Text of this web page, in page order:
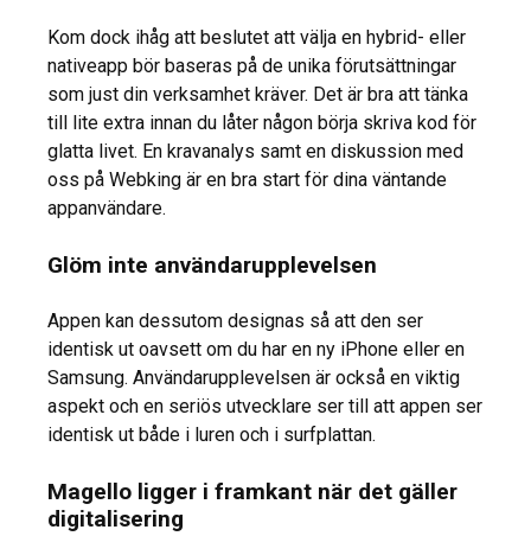
Kom dock ihåg att beslutet att välja en hybrid- eller
nativeapp bör baseras på de unika förutsättningar
som just din verksamhet kräver. Det är bra att tänka
till lite extra innan du låter någon börja skriva kod för
glatta livet. En kravanalys samt en diskussion med
oss på Webking är en bra start för dina väntande
appanvändare.
Glöm inte användarupplevelsen
Appen kan dessutom designas så att den ser
identisk ut oavsett om du har en ny iPhone eller en
Samsung. Användarupplevelsen är också en viktig
aspekt och en seriös utvecklare ser till att appen ser
identisk ut både i luren och i surfplattan.
Magello ligger i framkant när det gäller
digitalisering